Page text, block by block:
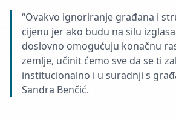
“Ovakvo ignoriranje građana i
cijenu jer ako budu na silu
doslovno omogućuju konačnu
zemlje, učinit ćemo sve da se ti
institucionalno i u suradnji s
Sandra Benčić.